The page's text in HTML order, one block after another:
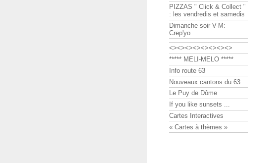
PIZZAS " Click & Collect "
: les vendredis et samedis
Dimanche soir V-M:
Crep'yo
<><><><><><><><>
***** MELI-MELO *****
Info route 63
Nouveaux cantons du 63
Le Puy de Dôme
If you like sunsets ...
Cartes Interactives
« Cartes à thèmes »